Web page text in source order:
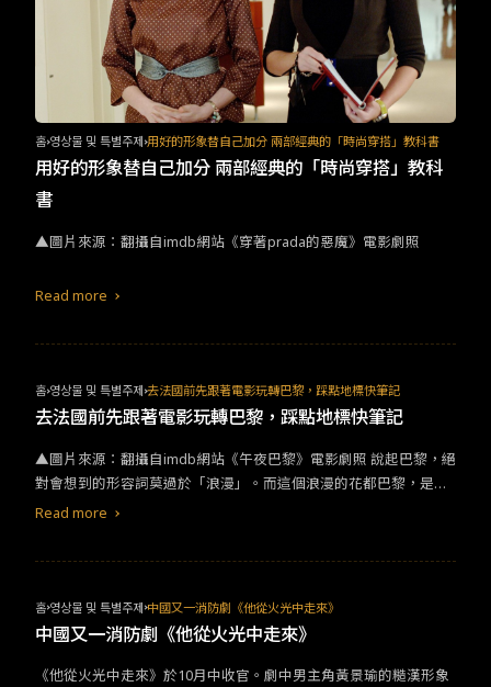
真的有勞伯．哈利嗎？ 有。《真寵》裡膽敢公開反對莎拉的哈利
（尼可拉斯·霍特飾演）真有其人，是托利黨的國會議員，多次與控
制皇后又插手干政的惠格黨莎拉正面衝突——反對加重民間賦稅來
負擔出兵法國的沉重壓力。不過，當時的哈利並非20多歲的英雄少
年，而是40出頭的憂鬱大叔。安妮皇后真的有17隻兔子寵物？不。
十八世紀的兔子是拿來吃的。一般人看到兔子，會想到的是食物，
不是寵物，更不可能抱在懷中把玩。況且，假若兔子不拿來吃，任
牠們過度繁殖，反而成為田間的害蟲（由《彼得兔》可見一般），
一點也不可愛。
홈 영상물 및 특별주제 用好的形象替自己加分 兩部經典的「時尚穿搭」教科書
用好的形象替自己加分 兩部經典的「時尚穿搭」教科
書
▲圖片來源：翻攝自imdb網站《穿著prada的惡魔》電影劇照
Read more
홈 영상물 및 특별주제 去法國前先跟著電影玩轉巴黎，踩點地標快筆記
去法國前先跟著電影玩轉巴黎，踩點地標快筆記
▲圖片來源：翻攝自imdb網站《午夜巴黎》電影劇照 說起巴黎，絕
對會想到的形容詞莫過於「浪漫」。而這個浪漫的花都巴黎，是許
多人旅遊的夢想清單之一，也是很多電影、MV的取景地，以法國巴
點。而法國的美可以藉由觀賞幾部法國經典電影，跟著影片中的主
角們一起走入時尚與歷史交融的美麗花都。 ●《艾蜜莉的異想世
Read more
홈 영상물 및 특별주제 中國又一消防劇《他從火光中走來》
中國又一消防劇《他從火光中走來》
《他從火光中走來》於10月中收官。劇中男主角黃景瑜的糙漢形象